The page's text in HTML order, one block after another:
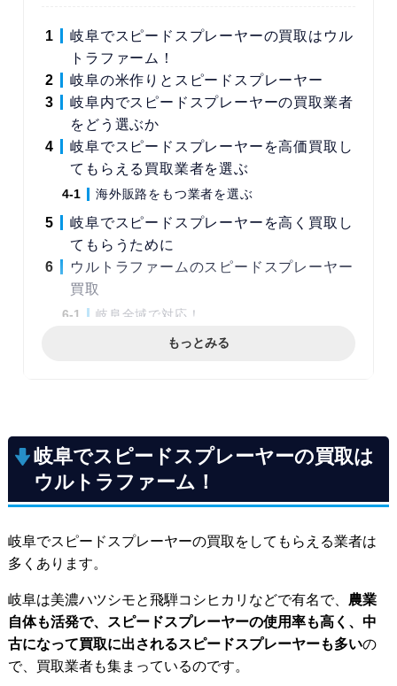
岐阜でスピードスプレーヤーの買取はウル
トラファーム！
岐阜の米作りとスピードスプレーヤー
岐阜内でスピードスプレーヤーの買取業者
をどう選ぶか
岐阜でスピードスプレーヤーを高価買取し
てもらえる買取業者を選ぶ
海外販路をもつ業者を選ぶ
岐阜でスピードスプレーヤーを高く買取し
てもらうために
ウルトラファームのスピードスプレーヤー
買取
岐阜全域で対応！
もっとみる
岐阜でスピードスプレーヤーの買取は
ウルトラファーム！
岐阜でスピードスプレーヤーの買取をしてもらえる業者は
多くあります。
岐阜は美濃ハツシモと飛騨コシヒカリなどで有名で、 農業
自体も活発で、スピードスプレーヤーの使用率も高く、中
古になって買取に出されるスピードスプレーヤーも多いの
で、買取業者も集まっているのです。